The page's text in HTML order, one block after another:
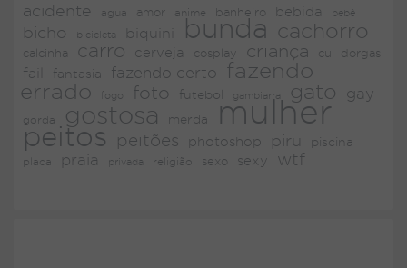
acidente agua amor anime banheiro bebida bebê
bicho bicicleta biquini bunda cachorro
calcinha carro cerveja cosplay criança cu dorgas
fail fantasia fazendo certo
fazendo
errado
fogo foto futebol gambiarra gato gay
gorda gostosa merda mulher
peitos peitões photoshop piru piscina
placa praia privada religião sexo sexy wtf